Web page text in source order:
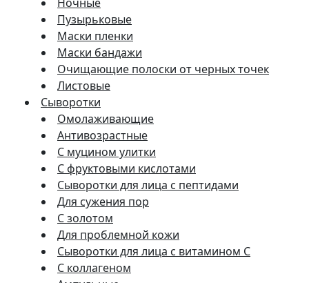
Ночные
Пузырьковые
Маски пленки
Маски бандажи
Очищающие полоски от черных точек
Листовые
Сыворотки
Омолаживающие
Антивозрастные
С муцином улитки
С фруктовыми кислотами
Сыворотки для лица с пептидами
Для сужения пор
С золотом
Для проблемной кожи
Сыворотки для лица с витамином C
С коллагеном